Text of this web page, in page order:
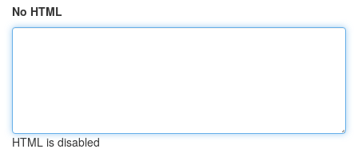
No HTML
HTML is disabled